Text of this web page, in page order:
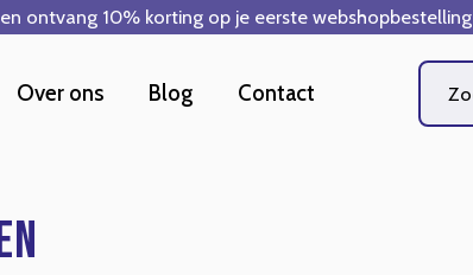
en ontvang 10% korting op je eerste webshopbestelling
Over ons Blog Contact